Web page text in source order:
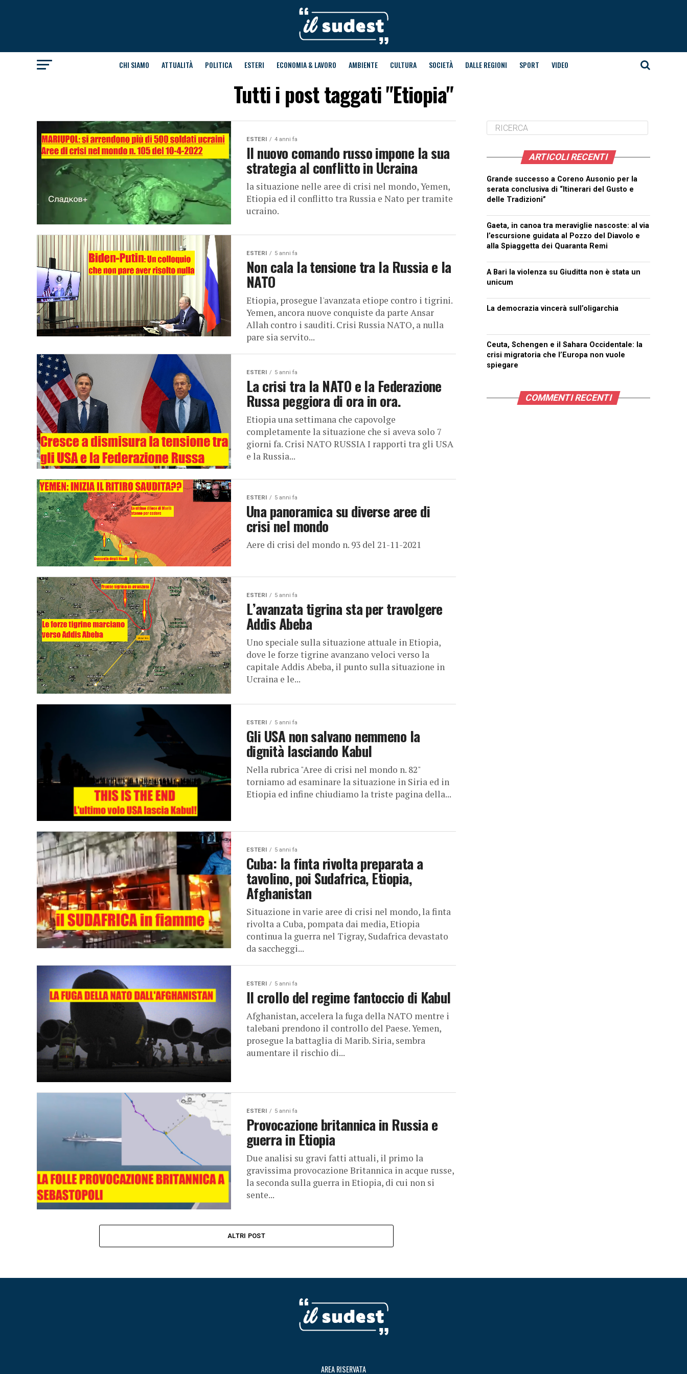
CHI SIAMO ATTUALITÀ POLITICA ESTERI ECONOMIA & LAVORO AMBIENTE CULTURA SOCIETÀ DALLE REGIONI SPORT VIDEO
Tutti i post taggati "Etiopia"
ESTERI 4 anni fa
Il nuovo comando russo impone la sua
strategia al conflitto in Ucraina
la situazione nelle aree di crisi nel mondo, Yemen,
Etiopia ed il conflitto tra Russia e Nato per tramite
ucraino.
ESTERI 5 anni fa
Non cala la tensione tra la Russia e la
NATO
Etiopia, prosegue l'avanzata etiope contro i tigrini.
Yemen, ancora nuove conquiste da parte Ansar
Allah contro i sauditi. Crisi Russia NATO, a nulla
pare sia servito...
ESTERI 5 anni fa
La crisi tra la NATO e la Federazione
Russa peggiora di ora in ora.
Etiopia una settimana che capovolge
completamente la situazione che si aveva solo 7
giorni fa. Crisi NATO RUSSIA I rapporti tra gli USA
e la Russia...
ESTERI 5 anni fa
Una panoramica su diverse aree di
crisi nel mondo
Aere di crisi del mondo n. 93 del 21-11-2021
ESTERI 5 anni fa
L’avanzata tigrina sta per travolgere
Addis Abeba
Uno speciale sulla situazione attuale in Etiopia,
dove le forze tigrine avanzano veloci verso la
capitale Addis Abeba, il punto sulla situazione in
Ucraina e le...
ESTERI 5 anni fa
Gli USA non salvano nemmeno la
dignità lasciando Kabul
Nella rubrica "Aree di crisi nel mondo n. 82"
torniamo ad esaminare la situazione in Siria ed in
Etiopia ed infine chiudiamo la triste pagina della...
ESTERI 5 anni fa
Cuba: la finta rivolta preparata a
tavolino, poi Sudafrica, Etiopia,
Afghanistan
Situazione in varie aree di crisi nel mondo, la finta
rivolta a Cuba, pompata dai media, Etiopia
continua la guerra nel Tigray, Sudafrica devastato
da saccheggi...
ESTERI 5 anni fa
Il crollo del regime fantoccio di Kabul
Afghanistan, accelera la fuga della NATO mentre i
talebani prendono il controllo del Paese. Yemen,
prosegue la battaglia di Marib. Siria, sembra
aumentare il rischio di...
ESTERI 5 anni fa
Provocazione britannica in Russia e
guerra in Etiopia
Due analisi su gravi fatti attuali, il primo la
gravissima provocazione Britannica in acque russe,
la seconda sulla guerra in Etiopia, di cui non si
sente...
ALTRI POST
ARTICOLI RECENTI
Grande successo a Coreno Ausonio per la
serata conclusiva di “Itinerari del Gusto e
delle Tradizioni”
Gaeta, in canoa tra meraviglie nascoste: al via
l’escursione guidata al Pozzo del Diavolo e
alla Spiaggetta dei Quaranta Remi
A Bari la violenza su Giuditta non è stata un
unicum
La democrazia vincerà sull’oligarchia
Ceuta, Schengen e il Sahara Occidentale: la
crisi migratoria che l’Europa non vuole
spiegare
COMMENTI RECENTI
AREA RISERVATA